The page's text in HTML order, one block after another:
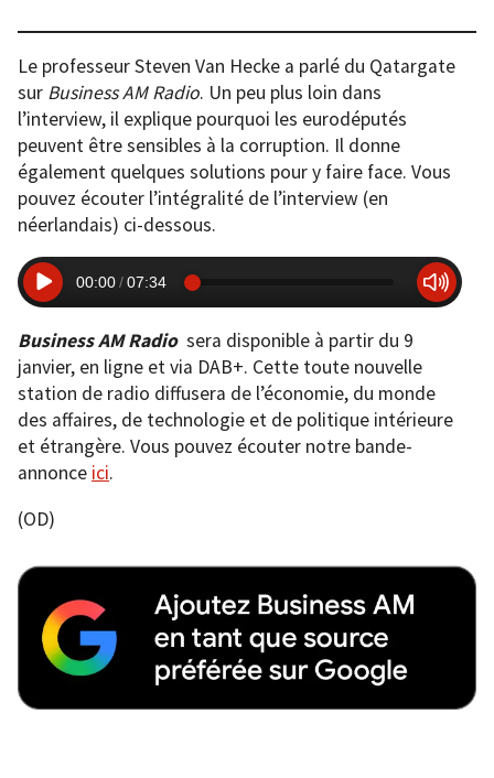
Le professeur Steven Van Hecke a parlé du Qatargate
sur Business AM Radio. Un peu plus loin dans
l’interview, il explique pourquoi les eurodéputés
peuvent être sensibles à la corruption. Il donne
également quelques solutions pour y faire face. Vous
pouvez écouter l’intégralité de l’interview (en
néerlandais) ci-dessous.
00:00 07:34
Business AM Radiosera disponible à partir du 9
janvier, en ligne et via DAB+. Cette toute nouvelle
station de radio diffusera de l’économie, du monde
des affaires, de technologie et de politique intérieure
et étrangère. Vous pouvez écouter notre bande-
annonce ici.
(OD)